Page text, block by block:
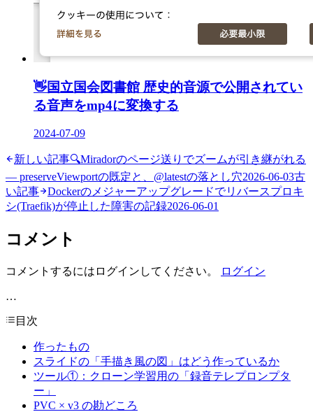
👋国立国会図書館 歴史的音源で公開されてい
る音声をmp4に変換する
2024-07-09
新しい記事🔍Miradorのページ送りでズームが引き継がれる
— preserveViewportの既定と、@latestの落とし穴2026-06-03古
い記事
Dockerのメジャーアップグレードでリバースプロキ
シ(Traefik)が停止した障害の記録2026-06-01
コメント
コメントするにはログインしてください。 ログイン
…
目次
作ったもの
スライドの「手描き風の図」はどう作っているか
ツール①：クローン学習用の「録音テレプロンプタ
ー」
PVC × v3 の勘どころ